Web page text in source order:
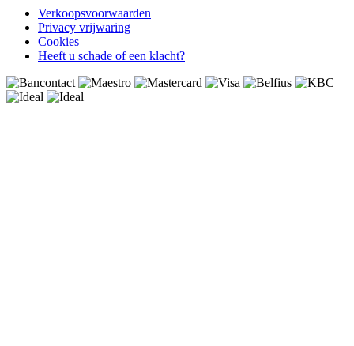
Verkoopsvoorwaarden
Privacy vrijwaring
Cookies
Heeft u schade of een klacht?